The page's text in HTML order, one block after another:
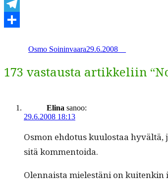
WhatsApp
Telegram
Osmo Soininvaara29.6.2008
173 vastausta artikkeliin
Elina sanoo:
29.6.2008 18:13
Osmon ehdo­tus kuu­lostaa
sitä kommentoida.
Olen­naista mielestäni on